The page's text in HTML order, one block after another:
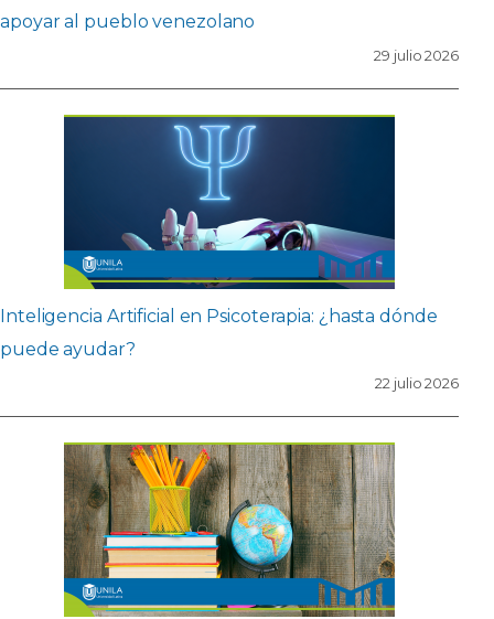
apoyar al pueblo venezolano
29 julio 2026
Inteligencia Artificial en Psicoterapia: ¿hasta dónde
puede ayudar?
22 julio 2026